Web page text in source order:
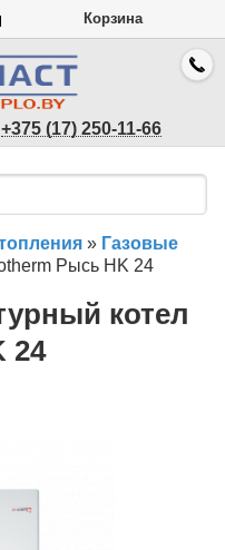
Корзина
+375 (17) 250-11-66
» Газовые
Рысь HK 24
котел
24